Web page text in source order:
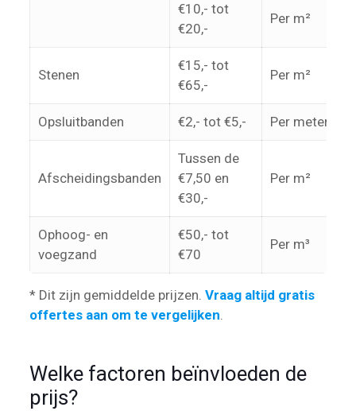
€10,- tot
€20,-
Per m²
Stenen
€15,- tot
€65,-
Per m²
Opsluitbanden €2,- tot €5,- Per meter
Afscheidingsbanden
Tussen de
€7,50 en
€30,-
Per m²
Ophoog- en
voegzand
€50,- tot
€70
Per m³
* Dit zijn gemiddelde prijzen. Vraag altijd gratis
offertes aan om te vergelijken.
Welke factoren beïnvloeden de
prijs?